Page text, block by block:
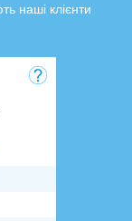
наші клієнти